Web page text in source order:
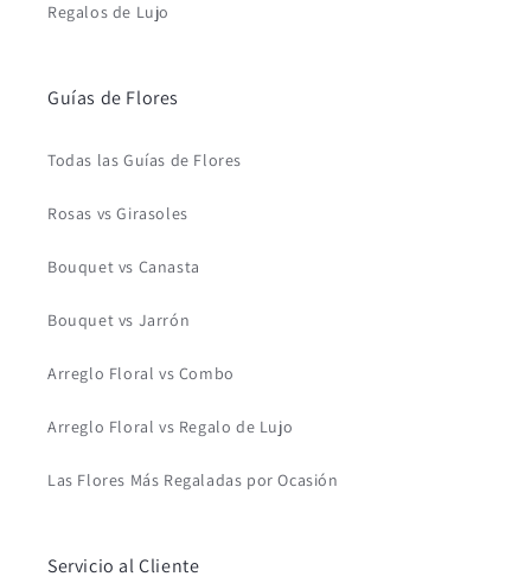
Regalos de Lujo
Guías de Flores
Todas las Guías de Flores
Rosas vs Girasoles
Bouquet vs Canasta
Bouquet vs Jarrón
Arreglo Floral vs Combo
Arreglo Floral vs Regalo de Lujo
Las Flores Más Regaladas por Ocasión
Servicio al Cliente